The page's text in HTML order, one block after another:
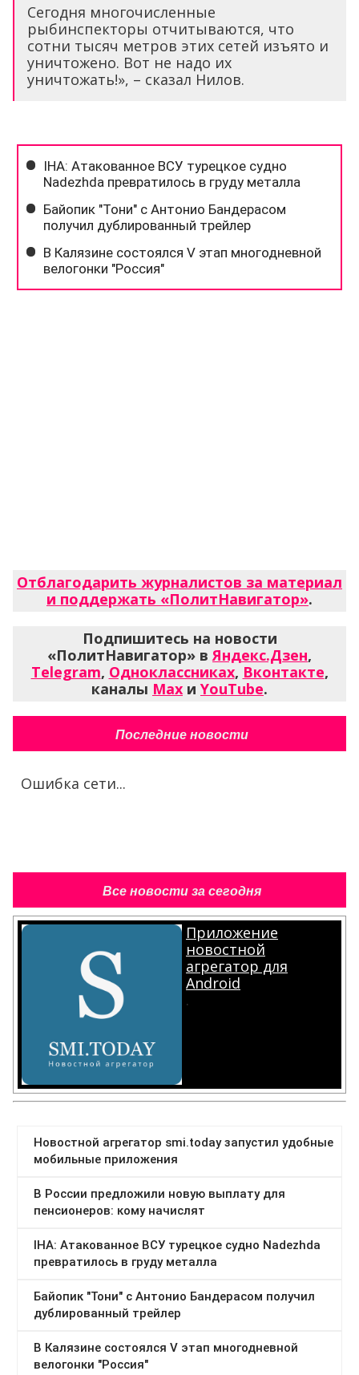
Сегодня многочисленные
рыбинспекторы отчитываются, что
сотни тысяч метров этих сетей изъято и
уничтожено. Вот не надо их
уничтожать!», – сказал Нилов.
Отблагодарить журналистов за материал
и поддержать «ПолитНавигатор».
Подпишитесь на новости
«ПолитНавигатор» в Яндекс.Дзен,
Telegram, Одноклассниках, Вконтакте,
каналы Max и YouTube.
Последние новости
Ошибка сети...
Все новости за сегодня
Приложение
новостной
агрегатор для
Android
.